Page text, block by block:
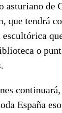
asturiano de
que tendrá
o
España